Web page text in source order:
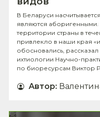
В Беларуси
являются аборигенными.
территории страны в
привлекло в наши края
обосновались,
ихтиологии Научно-
по биоресурсам Виктор
Автор: